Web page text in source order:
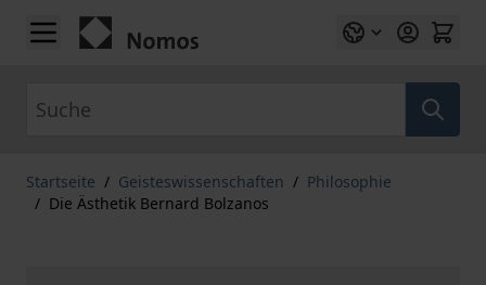
Zum Inhalt springen
Startseite / Geisteswissenschaften / Philosophie
/ Die Ästhetik Bernard Bolzanos